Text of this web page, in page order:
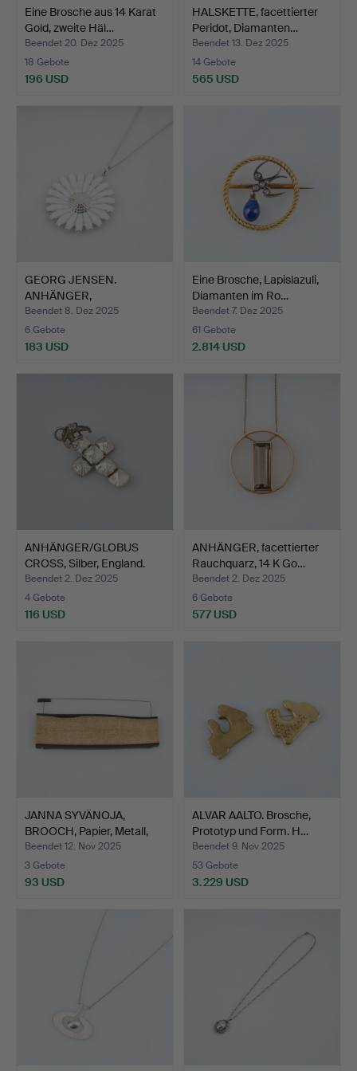
Eine Brosche aus 14 Karat
Gold, zweite Häl…
Beendet 20. Dez 2025
18 Gebote
196 USD
HALSKETTE, facettierter
Peridot, Diamanten…
Beendet 13. Dez 2025
14 Gebote
565 USD
GEORG JENSEN.
ANHÄNGER,
Gänseblümchen, wei…
Beendet 8. Dez 2025
6 Gebote
183 USD
Eine Brosche, Lapislazuli,
Diamanten im Ro…
Beendet 7. Dez 2025
61 Gebote
2.814 USD
ANHÄNGER/GLOBUS
CROSS, Silber, England.
Beendet 2. Dez 2025
4 Gebote
116 USD
ANHÄNGER, facettierter
Rauchquarz, 14 K Go…
Beendet 2. Dez 2025
6 Gebote
577 USD
JANNA SYVÄNOJA,
BROOCH, Papier, Metall,
Gu…
Beendet 12. Nov 2025
3 Gebote
93 USD
ALVAR AALTO. Brosche,
Prototyp und Form. H…
Beendet 9. Nov 2025
53 Gebote
3.229 USD